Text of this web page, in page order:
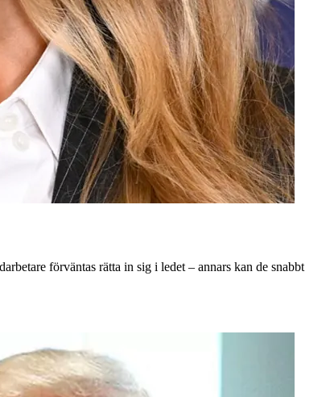
förväntas rätta in sig i ledet – annars kan de snabbt